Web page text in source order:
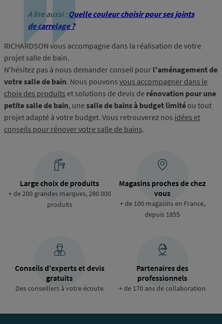
A lire aussi : Quelle couleur choisir pour ses joints
de carrelage ?
RICHARDSON vous accompagne dans la réalisation de votre
projet salle de bain.
N'hésitez pas à nous demander conseil pour l'aménagement de
votre salle de bain. Nous pouvons vous accompagner dans le
choix des produits et solutions de devis de rénovation pour une
petite salle de bain, unesalle de bains à budget limité ou tout
projet adapté à votre budget. Vous retrouverez nos idées et
conseils pour rénover votre salle de bains.
Large choix de produits
+ de 200 grandes marques, 280 000
produits
Magasins proches de chez
vous
+ de 100 magasins en France,
depuis 1855
Conseils d'experts et devis
gratuits
Des conseillers à votre écoute
Partenaires des
professionnels
+ de 170 ans de collaboration